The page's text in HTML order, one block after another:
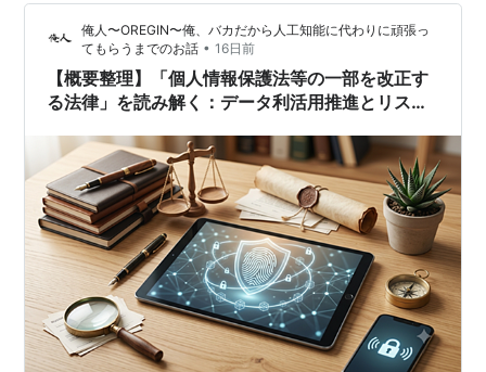
俺人〜OREGIN〜俺、バカだから人工知能に代わりに頑張っ
てもらうまでのお話 • 16日前
【概要整理】「個人情報保護法等の一部を改正す
る法律」を読み解く：データ利活用推進とリスク